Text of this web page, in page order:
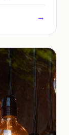
→